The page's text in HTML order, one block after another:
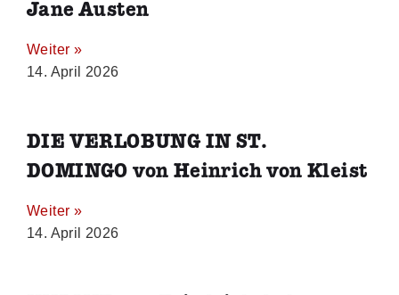
Jane Austen
Weiter »
14. April 2026
DIE VERLOBUNG IN ST.
DOMINGO von Heinrich von Kleist
Weiter »
14. April 2026